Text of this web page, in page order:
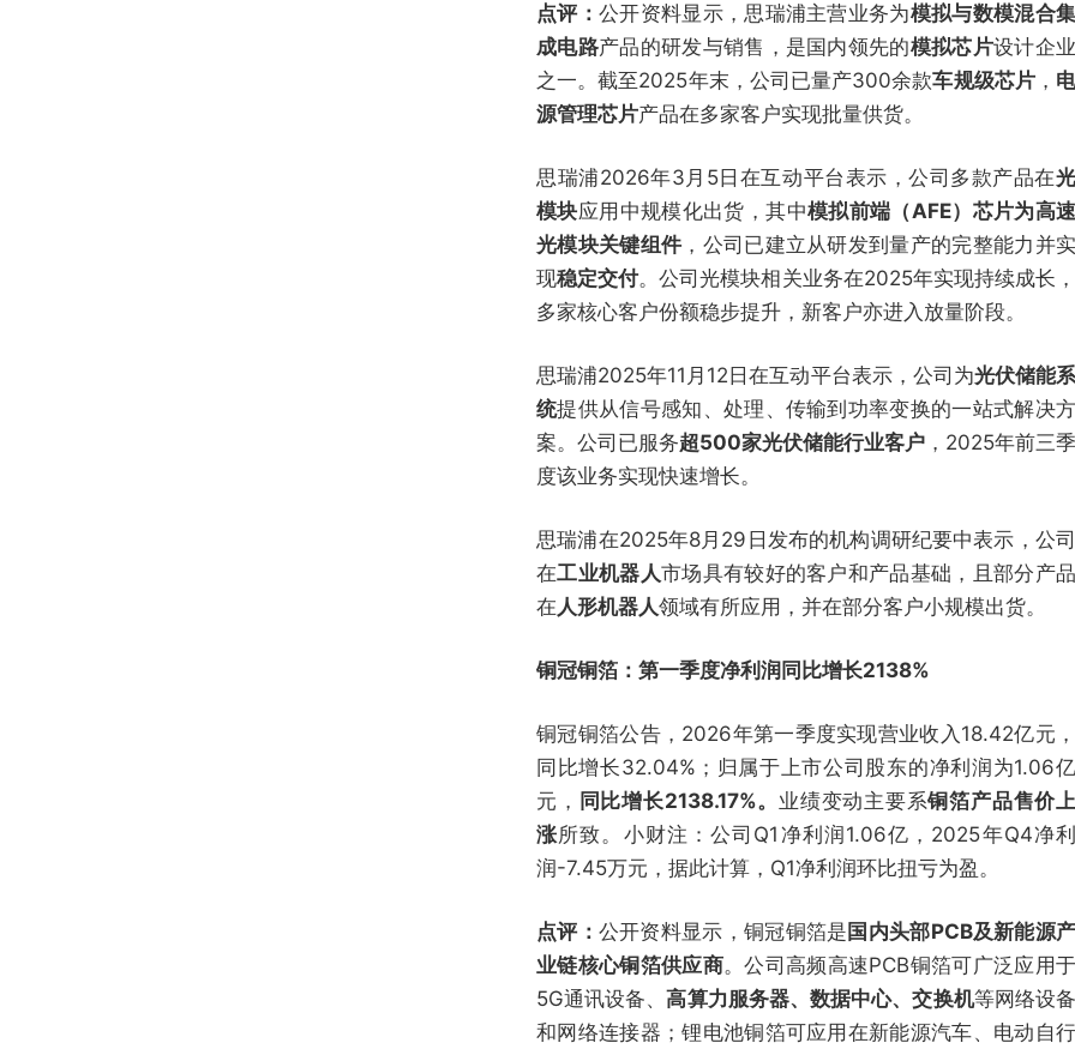
点评： 公开资料显示，思瑞浦主营业务为模拟与数模混合集
成电路产品的研发与销售，是国内领先的模拟芯片设计企业
之一。截至2025年末，公司已量产300余款车规级芯片，
源管理芯片产品在多家客户实现批量供货。
思瑞浦2026年3月5日在互动平台表示，公司多款产品在光
模块应用中规模化出货，其中模拟前端（AFE）芯片为高速
光模块关键组件 ，公司已建立从研发到量产的完整能力并实
现稳定交付。公司光模块相关业务在2025年实现持续成长，
多家核心客户份额稳步提升，新客户亦进入放量阶段。
思瑞浦2025年11月12日在互动平台表示，公司为光伏储能
统提供从信号感知、处理、传输到功率变换的一站式解决方
案。公司已服务超500家光伏储能行业客户 ，2025年前三季
度该业务实现快速增长。
思瑞浦在2025年8月29日发布的机构调研纪要中表示，公司
在工业机器人市场具有较好的客户和产品基础，且部分产品
在人形机器人领域有所应用，并在部分客户小规模出货。
铜冠铜箔：第一季度净利润同比增长2138%
铜冠铜箔公告，2026年第一季度实现营业收入18.42亿元，
同比增长32.04%；归属于上市公司股东的净利润为1.06亿
元， 同比增长2138.17%。 业绩变动主要系铜箔产品售价上
涨所致。小财注：公司Q1净利润1.06亿，2025年Q4净利
润-7.45万元，据此计算，Q1净利润环比扭亏为盈。
点评： 公开资料显示，铜冠铜箔是 国内头部PCB及新能源产
业链核心铜箔供应商。公司高频高速PCB铜箔可广泛应用于
5G通讯设备、高算力服务器、数据中心、交换机等网络设备
和网络连接器；锂电池铜箔可应用在新能源汽车、电动自行